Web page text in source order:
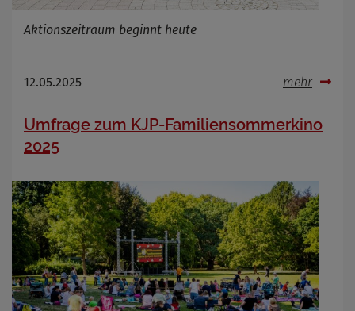
Aktionszeitraum beginnt heute
12.05.2025 mehr
Umfrage zum KJP-Familiensommerkino
2025